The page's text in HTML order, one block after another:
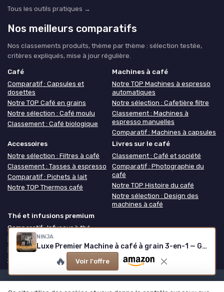
NINJA
Luxe Premier Machine à café à grain 3-en-1 — Gris métallisé
🔥 Voir l'offre
Tous les outils pratiques →
Nos meilleurs comparatifs
Nos classements produits, thème par thème : sélection testée,
critères expliqués, mise à jour régulière.
Café
Comparatif : Capsules et
dosettes
Notre TOP Café en grains
Notre sélection : Café moulu
Classement : Café biologique
Machines à café
Notre TOP Machines à espresso
automatiques
Notre sélection : Cafetière filtre
Classement : Machines à
espresso manuelles
Comparatif : Machines à capsules
Accessoires
Notre sélection : Filtres à café
Classement : Tasses à espresso
Comparatif : Pichets à lait
Notre TOP Thermos café
Livres sur le café
Classement : Café et société
Comparatif : Photographie du
café
Notre TOP Histoire du café
Notre sélection : Design des
machines à café
Thé et infusions premium
Comparatif : Infuseur à thé
Notre TOP Thé grand cru
Notre sélection : Théière
Classement : Coffret thé